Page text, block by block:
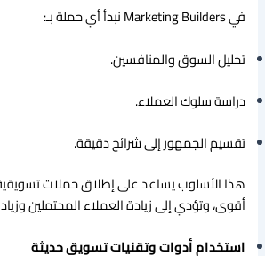
في Marketing Builders نبدأ أي حملة بـ:
تحليل السوق والمنافسين.
دراسة سلوك العملاء.
تقسيم الجمهور إلى شرائح دقيقة.
هذا الأسلوب يساعد على إطلاق حملات
أقوى، وتؤدي إلى زيادة العملاء المحتملين
استخدام أدوات وتقنيات تسويق حديثة